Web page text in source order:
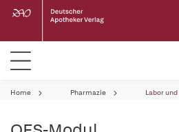
Home Pharmazie Labor